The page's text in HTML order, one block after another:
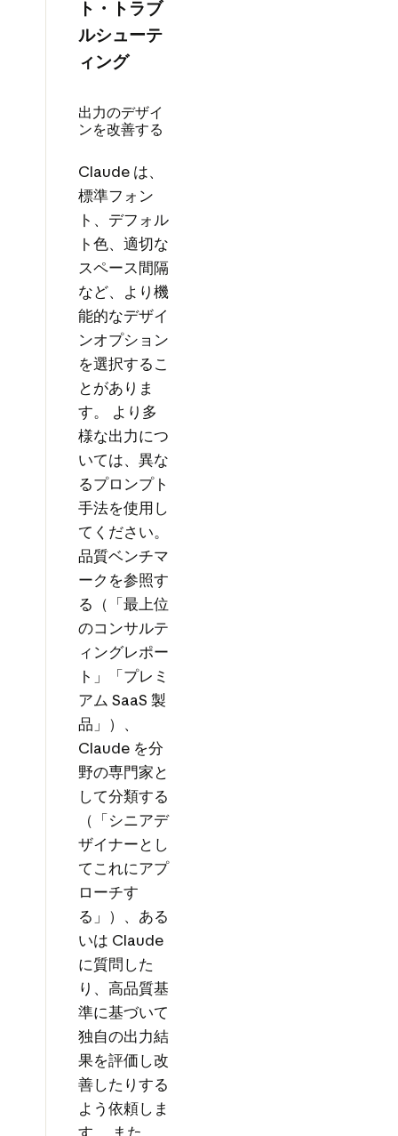
ト・トラブ
ルシューテ
ィング
出力のデザイ
ンを改善する
Claude は、
標準フォン
ト、デフォル
ト色、適切な
スペース間隔
など、より機
能的なデザイ
ンオプション
を選択するこ
とがありま
す。 より多
様な出力につ
いては、異な
るプロンプト
手法を使用し
てください。
品質ベンチマ
ークを参照す
る（「最上位
のコンサルテ
ィングレポー
ト」「プレミ
アム SaaS 製
品」）、
Claude を分
野の専門家と
して分類する
（「シニアデ
ザイナーとし
てこれにアプ
ローチす
る」）、ある
いは Claude
に質問した
り、高品質基
準に基づいて
独自の出力結
果を評価し改
善したりする
よう依頼しま